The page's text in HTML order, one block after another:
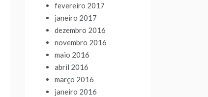
fevereiro 2017
janeiro 2017
dezembro 2016
novembro 2016
maio 2016
abril 2016
março 2016
janeiro 2016